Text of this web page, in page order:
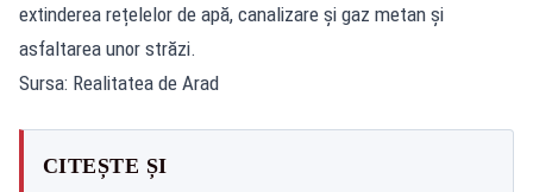
extinderea rețelelor de apă, canalizare și gaz metan și
asfaltarea unor străzi.
Sursa: Realitatea de Arad
CITEȘTE ȘI